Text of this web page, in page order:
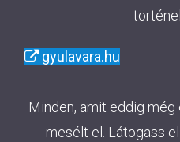
gyulavara.hu
Minden, amit eddig
mesélt el. Látogass